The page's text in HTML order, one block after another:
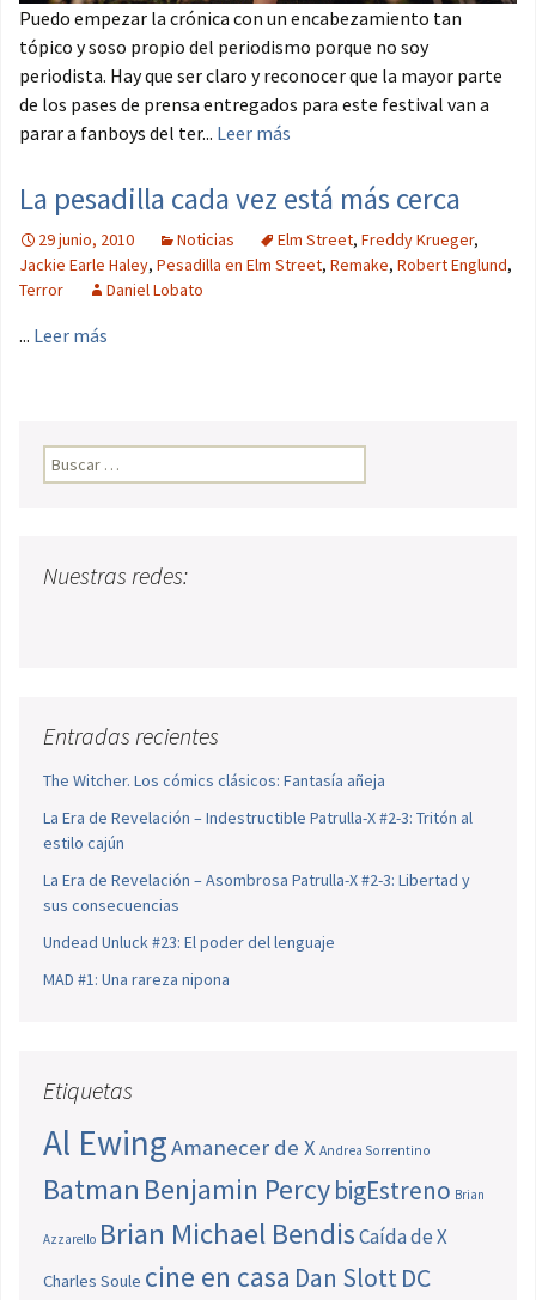
Puedo empezar la crónica con un encabezamiento tan
tópico y soso propio del periodismo porque no soy
periodista. Hay que ser claro y reconocer que la mayor parte
de los pases de prensa entregados para este festival van a
parar a fanboys del ter... Leer más
La pesadilla cada vez está más cerca
29 junio, 2010 Noticias Elm Street, Freddy Krueger,
Jackie Earle Haley, Pesadilla en Elm Street, Remake, Robert Englund,
Terror
Daniel Lobato
... Leer más
Buscar:
Nuestras redes:
Entradas recientes
The Witcher. Los cómics clásicos: Fantasía añeja
La Era de Revelación – Indestructible Patrulla-X #2-3: Tritón al
estilo cajún
La Era de Revelación – Asombrosa Patrulla-X #2-3: Libertad y
sus consecuencias
Undead Unluck #23: El poder del lenguaje
MAD #1: Una rareza nipona
Etiquetas
Al EwingAmanecer de X Andrea Sorrentino
Batman Benjamin PercybigEstreno Brian
Azzarello Brian Michael BendisCaída de X
Charles Soule cine en casa Dan SlottDC